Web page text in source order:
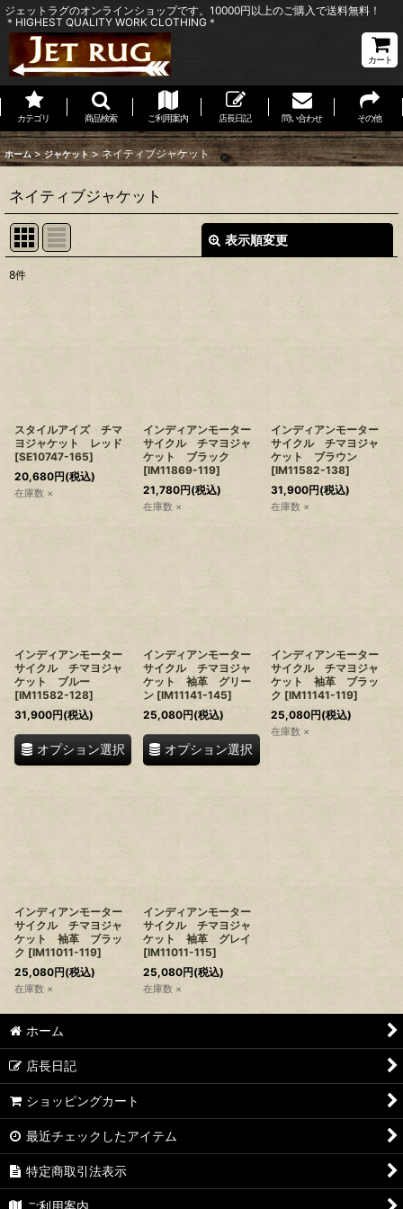
ジェットラグのオンラインショップです。10000円以上のご購入で送料無料！
＊HIGHEST QUALITY WORK CLOTHING＊
カート
カテゴリ 商品検索 ご利用案内 店長日記 問い合わせ その他
ホーム > ジャケット > ネイティブジャケット
ネイティブジャケット
表示順変更
8件
スタイルアイズ チマ
ヨジャケット レッド
[SE10747-165]
20,680円(税込)
在庫数 ×
インディアンモーター
サイクル チマヨジャ
ケット ブラック
[IM11869-119]
21,780円(税込)
在庫数 ×
インディアンモーター
サイクル チマヨジャ
ケット ブラウン
[IM11582-138]
31,900円(税込)
在庫数 ×
インディアンモーター
サイクル チマヨジャ
ケット ブルー
[IM11582-128]
31,900円(税込)
オプション選択
インディアンモーター
サイクル チマヨジャ
ケット 袖革 グリー
ン [IM11141-145]
25,080円(税込)
オプション選択
インディアンモーター
サイクル チマヨジャ
ケット 袖革 ブラッ
ク [IM11141-119]
25,080円(税込)
在庫数 ×
インディアンモーター
サイクル チマヨジャ
ケット 袖革 ブラッ
ク [IM11011-119]
25,080円(税込)
在庫数 ×
インディアンモーター
サイクル チマヨジャ
ケット 袖革 グレイ
[IM11011-115]
25,080円(税込)
在庫数 ×
ホーム
店長日記
ショッピングカート
最近チェックしたアイテム
特定商取引法表示
ご利用案内